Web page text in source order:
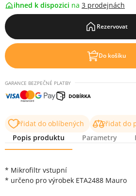
ihned k dispozici na 3 prodejnách
Rezervovat
Do košíku
GARANCE BEZPEČNÉ PLATBY
Přidat do oblíbených
Přidat do
Popis produktu
Parametry
* Mikrofiltr vstupní
* určeno pro výrobek ETA2488 Mauro